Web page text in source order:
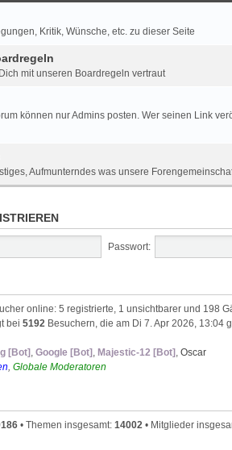
Kritik, Wünsche, etc. zu dieser Seite
mit unseren Boardregeln vertraut
können nur Admins posten. Wer seinen Link
Aufmunterndes was unsere
Passwort:
online: 5 registrierte, 1 unsichtbarer und 198
bei 5192 Besuchern, die am Di 7. Apr 2026, 13:04
[Bot] , Google [Bot] , Majestic-12 [Bot] , Oscar
, Globale Moderatoren
• Themen insgesamt: 14002 • Mitglieder